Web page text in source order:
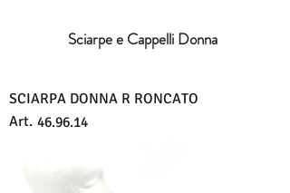
Sciarpe e Cappelli Donna
SCIARPA DONNA R RONCATO
Art. 46.96.14